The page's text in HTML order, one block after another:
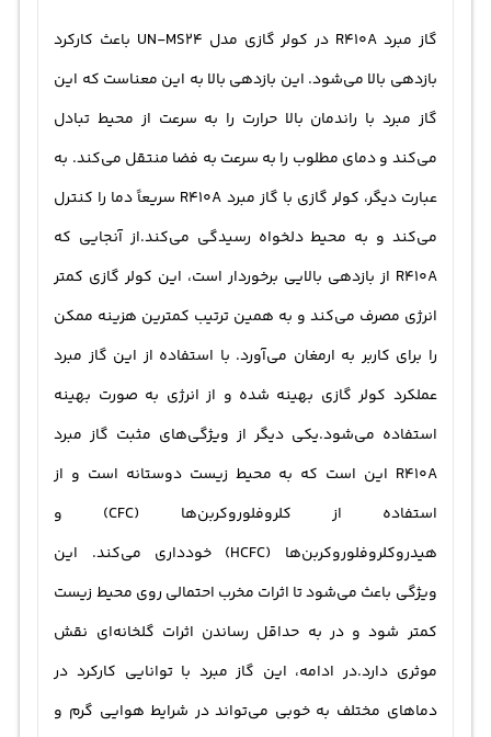
گاز مبرد R410A در کولر گازی مدل UN-MS24 باعث کارکرد
بازدهی بالا می‌شود. این بازدهی بالا به این معناست که این
گاز مبرد با راندمان بالا حرارت را به سرعت از محیط تبادل
می‌کند و دمای مطلوب را به سرعت به فضا منتقل می‌کند. به
عبارت دیگر، کولر گازی با گاز مبرد R410A سریعاً دما را کنترل
می‌کند و به محیط دلخواه رسیدگی می‌کند.از آنجایی که
R410A از بازدهی بالایی برخوردار است، این کولر گازی کمتر
انرژی مصرف می‌کند و به همین ترتیب کمترین هزینه ممکن
را برای کاربر به ارمغان می‌آورد. با استفاده از این گاز مبرد
عملکرد کولر گازی بهینه شده و از انرژی به صورت بهینه
استفاده می‌شود.یکی دیگر از ویژگی‌های مثبت گاز مبرد
R410A این است که به محیط زیست دوستانه است و از
استفاده از کلروفلوروکربن‌ها (CFC) و
هیدروکلروفلوروکربن‌ها (HCFC) خودداری می‌کند. این
ویژگی باعث می‌شود تا اثرات مخرب احتمالی روی محیط زیست
کمتر شود و در به حداقل رساندن اثرات گلخانه‌ای نقش
موثری دارد.در ادامه، این گاز مبرد با توانایی کارکرد در
دماهای مختلف به خوبی می‌تواند در شرایط هوایی گرم و